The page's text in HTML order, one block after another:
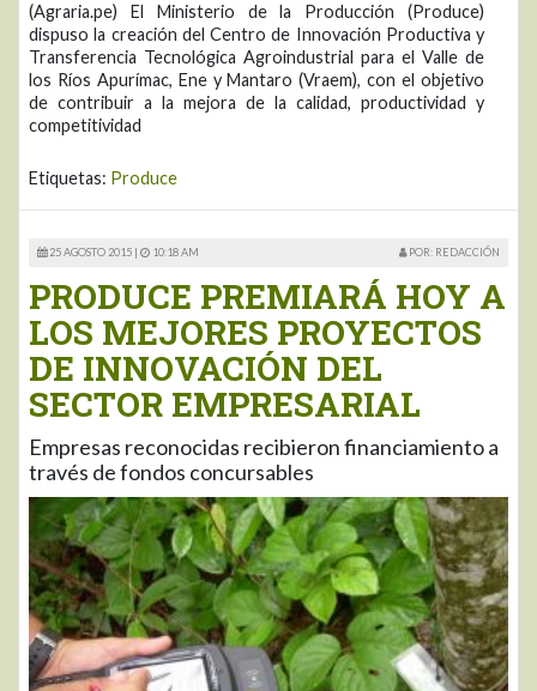
(Agraria.pe) El Ministerio de la Producción (Produce)
dispuso la creación del Centro de Innovación Productiva y
Transferencia Tecnológica Agroindustrial para el Valle de
los Ríos Apurímac, Ene y Mantaro (Vraem), con el objetivo
de contribuir a la mejora de la calidad, productividad y
competitividad
Etiquetas: Produce
25 AGOSTO 2015 | 10:18 AM POR: REDACCIÓN
PRODUCE PREMIARÁ HOY A
LOS MEJORES PROYECTOS
DE INNOVACIÓN DEL
SECTOR EMPRESARIAL
Empresas reconocidas recibieron financiamiento a
través de fondos concursables